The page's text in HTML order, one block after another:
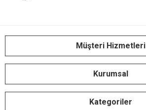
Müşteri Hizmetleri
Kurumsal
Kategoriler